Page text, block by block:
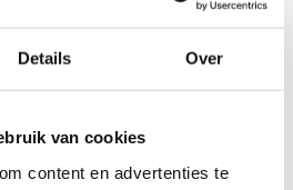
Details Over
van cookies
content en advertenties te
size and weight packages)
direct beschikbaar voor
de artikelen op voorraad in de